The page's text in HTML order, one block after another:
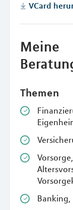
VCard
Meine
Themen